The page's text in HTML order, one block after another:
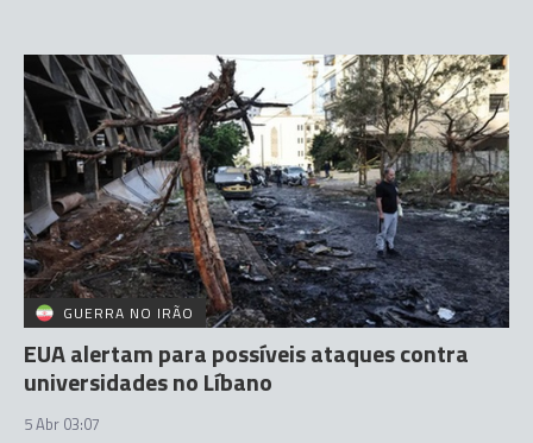
GUERRA NO IRÃO
EUA alertam para possíveis ataques contra
universidades no Líbano
5 Abr 03:07